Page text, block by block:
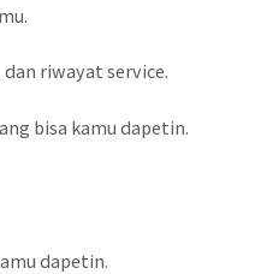
riwayat service.
bisa kamu dapetin.
dapetin.